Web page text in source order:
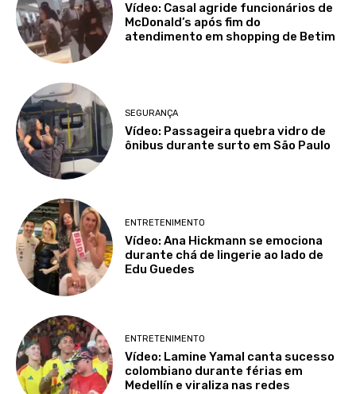
Vídeo: Casal agride funcionários de
McDonald’s após fim do
atendimento em shopping de Betim
SEGURANÇA
Vídeo: Passageira quebra vidro de
ônibus durante surto em São Paulo
ENTRETENIMENTO
Vídeo: Ana Hickmann se emociona
durante chá de lingerie ao lado de
Edu Guedes
ENTRETENIMENTO
Vídeo: Lamine Yamal canta sucesso
colombiano durante férias em
Medellín e viraliza nas redes